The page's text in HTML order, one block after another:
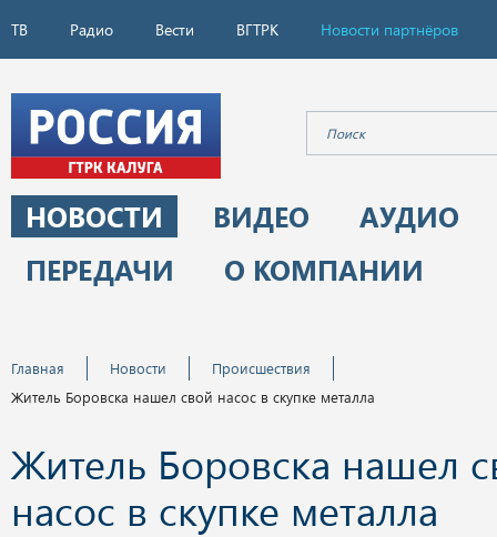
ТВ Радио Вести ВГТРК Новости партнёров
НОВОСТИ ВИДЕО
АУДИО
ПЕРЕДАЧИ
О КОМПАНИИ
Главная Новости
Происшествия
Житель Боровска нашел свой насос в скупке металла
Житель Боровска нашел
насос в скупке металла